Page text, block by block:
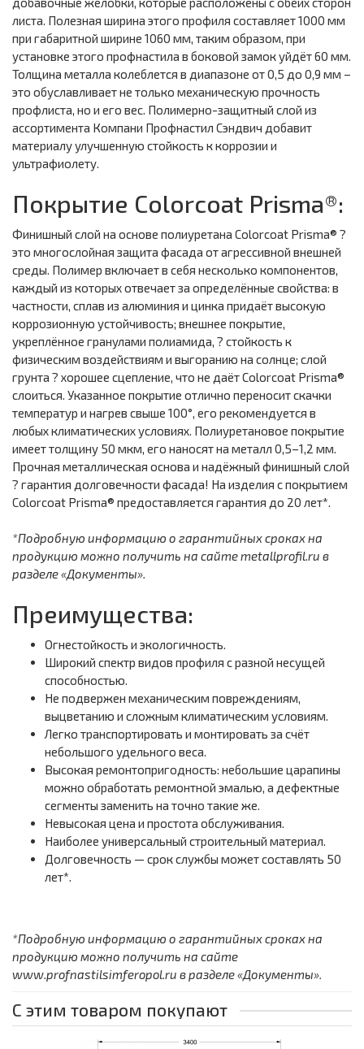
листа. Полезная ширина этого профиля составляет 1000 мм
при габаритной ширине 1060 мм, таким образом, при
установке этого профнастила в боковой замок уйдёт 60 мм.
Толщина металла колеблется в диапазоне от 0,5 до 0,9 мм –
это обуславливает не только механическую прочность
профлиста, но и его вес. Полимерно-защитный слой из
ассортимента Компани Профнастил Сэндвич добавит
материалу улучшенную стойкость к коррозии и
ультрафиолету.
Покрытие Colorcoat Prisma®:
Финишный слой на основе полиуретана Colorcoat Prisma® ?
это многослойная защита фасада от агрессивной внешней
среды. Полимер включает в себя несколько компонентов,
каждый из которых отвечает за определённые свойства: в
частности, сплав из алюминия и цинка придаёт высокую
коррозионную устойчивость; внешнее покрытие,
укреплённое гранулами полиамида, ? стойкость к
физическим воздействиям и выгоранию на солнце; слой
грунта ? хорошее сцепление, что не даёт Colorcoat Prisma®
слоиться. Указанное покрытие отлично переносит скачки
температур и нагрев свыше 100°, его рекомендуется в
любых климатических условиях. Полиуретановое покрытие
имеет толщину 50 мкм, его наносят на металл 0,5–1,2 мм.
Прочная металлическая основа и надёжный финишный слой
? гарантия долговечности фасада! На изделия с покрытием
Colorcoat Prisma® предоставляется гарантия до 20 лет*.
*Подробную информацию о гарантийных сроках на
продукцию можно получить на сайте metallprofil.ru в
разделе «Документы».
Преимущества:
Огнестойкость и экологичность.
Широкий спектр видов профиля с разной несущей
способностью.
Не подвержен механическим повреждениям,
выцветанию и сложным климатическим условиям.
Легко транспортировать и монтировать за счёт
небольшого удельного веса.
Высокая ремонтопригодность: небольшие царапины
можно обработать ремонтной эмалью, а дефектные
сегменты заменить на точно такие же.
Невысокая цена и простота обслуживания.
Наиболее универсальный строительный материал.
Долговечность — срок службы может составлять 50
лет*.
*Подробную информацию о гарантийных сроках на
продукцию можно получить на сайте
www.profnastilsimferopol.ru в разделе «Документы».
С этим товаром покупают